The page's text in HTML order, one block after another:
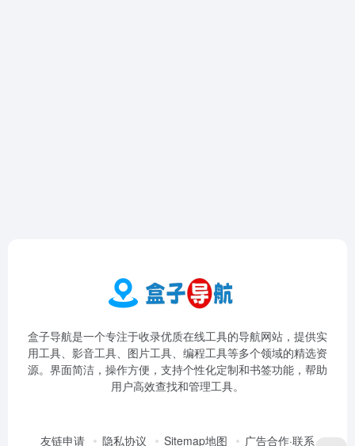
盒子导航是一个专注于收录优质在线工具的导航网站，提供实
用工具、影音工具、图片工具、编程工具等多个领域的精选资
源。界面简洁，操作方便，支持个性化定制和书签功能，帮助
用户高效查找和管理工具。
友链申请 隐私协议 Sitemap地图 广告合作·联系